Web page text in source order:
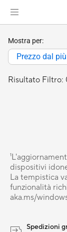
Risultato Filtro:
Mostra per:
Prezzo dal
dispositivi
La tempistica
funzionalità
aka.ms/
Spedizioni